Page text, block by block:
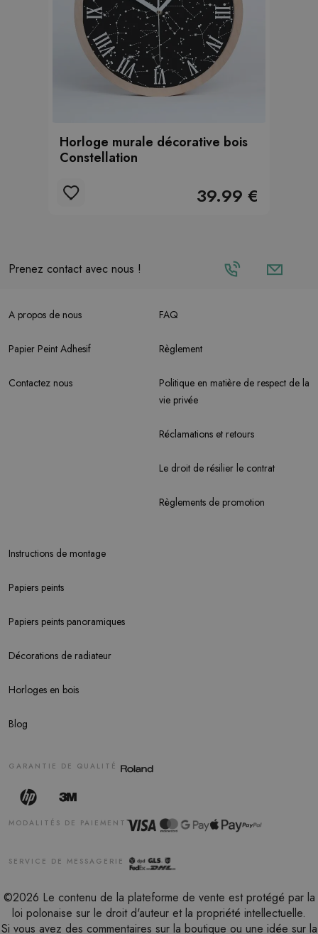
Horloge murale décorative bois
Constellation
39.99 €
Prenez contact avec nous !
A propos de nous
Papier Peint Adhesif
Contactez nous
Instructions de montage
Papiers peints
Papiers peints panoramiques
Décorations de radiateur
Horloges en bois
Blog
FAQ
Règlement
Politique en matière de respect de la
vie privée
Réclamations et retours
Le droit de résilier le contrat
Règlements de promotion
GARANTIE DE QUALITÉ
SERVICE DE MESSAGERIE
MODALITÉS DE PAIEMENT
©2026 Le contenu de la plateforme de vente est protégé par la
loi polonaise sur le droit d'auteur et la propriété intellectuelle.
Si vous avez des commentaires sur la boutique ou une idée sur la